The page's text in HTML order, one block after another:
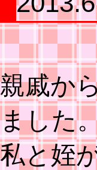
親戚か
ました
私と姪